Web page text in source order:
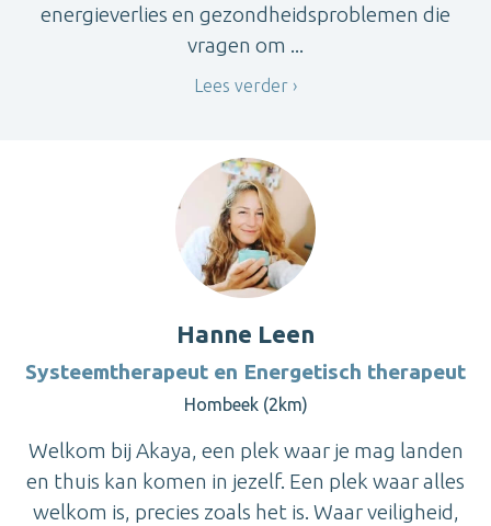
energieverlies en gezondheidsproblemen die
vragen om ...
Lees verder
Hanne Leen
Systeemtherapeut en Energetisch therapeut
Hombeek (2km)
Welkom bij Akaya, een plek waar je mag landen
en thuis kan komen in jezelf. Een plek waar alles
welkom is, precies zoals het is. Waar veiligheid,